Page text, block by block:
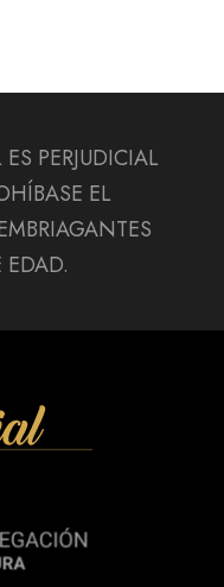
PERJUDICIAL
EL